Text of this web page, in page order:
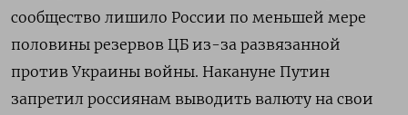
сообщество лишило России по меньшей мере
половины резервов ЦБ из-за развязанной
против Украины войны. Накануне Путин
запретил россиянам выводить валюту на свои